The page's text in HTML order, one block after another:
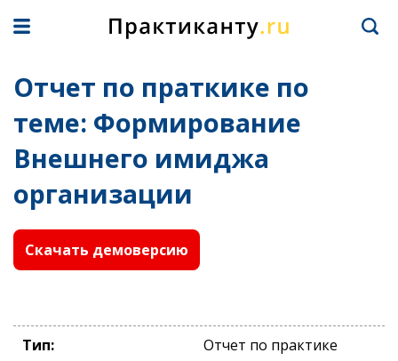
Отчет по праткике по
теме: Формирование
Внешнего имиджа
организации
Скачать демоверсию
Тип:
Отчет по практике